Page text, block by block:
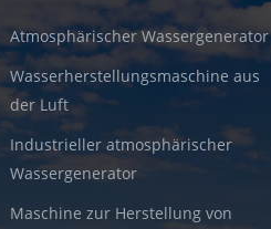
Atmosphärischer Wassergenerator
Wasserherstellungsmaschine aus
der Luft
Industrieller atmosphärischer
Wassergenerator
Maschine zur Herstellung von